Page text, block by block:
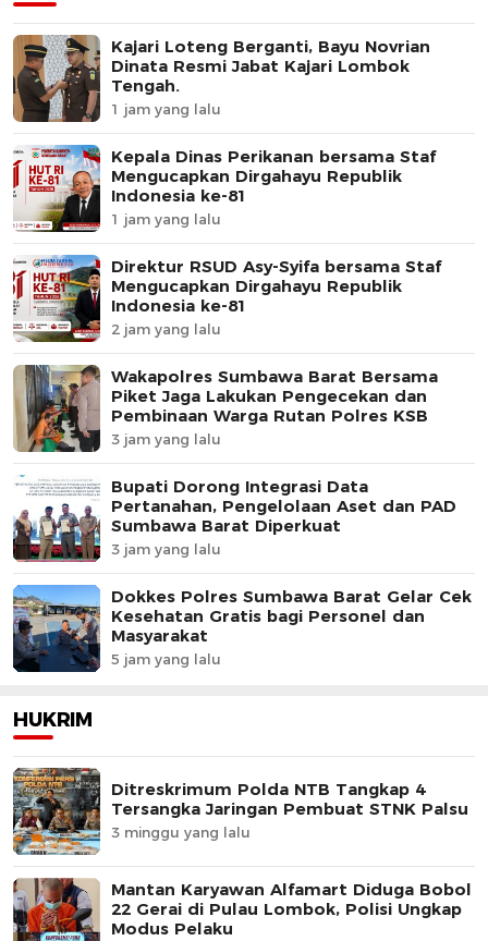
Kajari Loteng Berganti, Bayu Novrian
Dinata Resmi Jabat Kajari Lombok
Tengah.
1 jam yang lalu
Kepala Dinas Perikanan bersama Staf
Mengucapkan Dirgahayu Republik
Indonesia ke-81
1 jam yang lalu
Direktur RSUD Asy-Syifa bersama Staf
Mengucapkan Dirgahayu Republik
Indonesia ke-81
2 jam yang lalu
Wakapolres Sumbawa Barat Bersama
Piket Jaga Lakukan Pengecekan dan
Pembinaan Warga Rutan Polres KSB
3 jam yang lalu
Bupati Dorong Integrasi Data
Pertanahan, Pengelolaan Aset dan PAD
Sumbawa Barat Diperkuat
3 jam yang lalu
Dokkes Polres Sumbawa Barat Gelar Cek
Kesehatan Gratis bagi Personel dan
Masyarakat
5 jam yang lalu
HUKRIM
Ditreskrimum Polda NTB Tangkap 4
Tersangka Jaringan Pembuat STNK Palsu
3 minggu yang lalu
Mantan Karyawan Alfamart Diduga Bobol
22 Gerai di Pulau Lombok, Polisi Ungkap
Modus Pelaku